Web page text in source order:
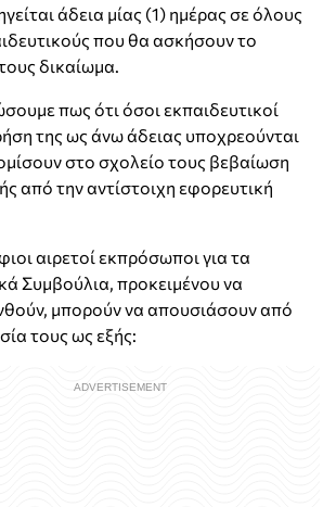
άδεια μίας (1) ημέρας σε όλους
που θα ασκήσουν το
δικαίωμα.
πως ότι όσοι εκπαιδευτικοί
της ως άνω άδειας υποχρεούνται
στο σχολείο τους βεβαίωση
από την αντίστοιχη εφορευτική
αιρετοί εκπρόσωποι για τα
Συμβούλια, προκειμένου να
μπορούν να απουσιάσουν από
τους ως εξής: